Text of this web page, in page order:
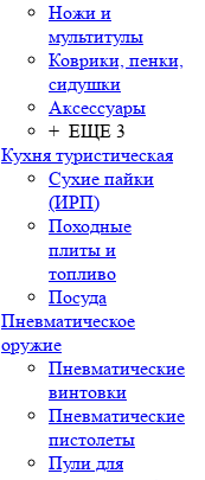
Ножи и
мультитулы
Коврики, пенки,
сидушки
Аксессуары
+ ЕЩЕ 3
Кухня туристическая
Сухие пайки
(ИРП)
Походные
плиты и
топливо
Посуда
Пневматическое
оружие
Пневматические
винтовки
Пневматические
пистолеты
Пули для